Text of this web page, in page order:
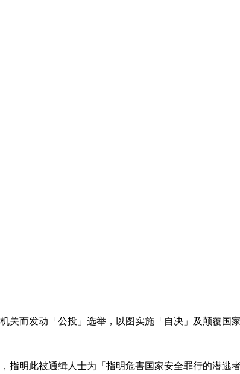
关而发动「公投」选举，以图实施「自决」及颠覆国家
指明此被通缉人士为「指明危害国家安全罪行的潜逃者